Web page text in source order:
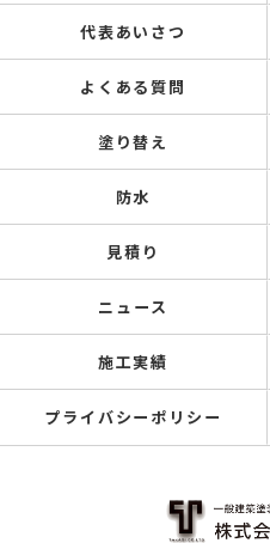
代表あいさつ
よくある質問
塗り替え
防水
見積り
ニュース
施工実績
プライバシーポリシー